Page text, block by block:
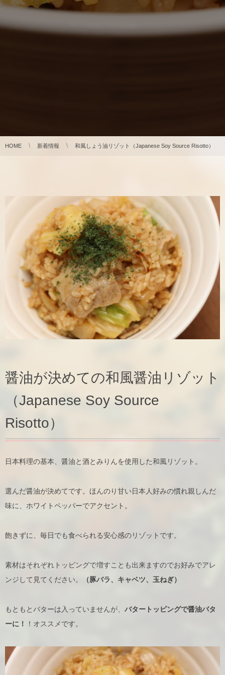
HOME 新着情報 和風しょう油リゾット（Japanese Soy Source Risotto）
醤油が決めての和風醤油リゾット
（Japanese Soy Source
Risotto）
日本料理の基本、醤油と酒とみりんを使用した和風リゾット。
選んだ醤油が決めてです。ほんのり甘い日本人好みの慣れ親しんだ
味に、ホワイトペッパーでアクセント。
飽きずに、毎日でも食べられる安心感のリゾットです。
素材はそれぞれトッピングで増すことも出来ますのでお好みでアレ
ンジして見てください。
（豚バラ、キャベツ、玉ねぎ）
もともとバターは入っていませんが、 バタートッピングで醤油バタ
ーに！
！オススメです。